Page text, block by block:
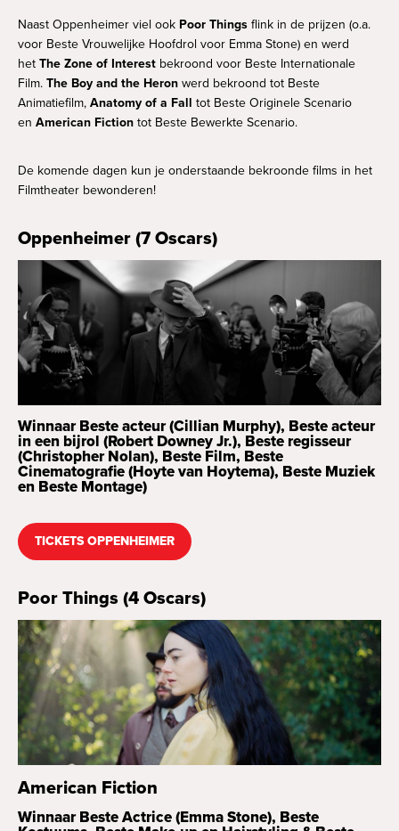
Cinekid presenteert: Klassiekers
Dreams, Dread & Weirdness: David
Lynch
Jacques Tati Retrospectief
De films van Jacques Demy
Royal Opera House & Royal Ballet
Filmcursus
Movies that Matter on tour
Klassiekers
Bekijk alle specials
Vacatures
Hello New Friend
Horeca
Kijkwijzer
Openingstijden
Tarieven & kaartverkoop
Toegankelijkheid
Veelgestelde vragen
Zaalverhuur
Naast Oppenheimer viel ook Poor Thingsflink in de prijzen (o.a.
voor Beste Vrouwelijke Hoofdrol voor Emma Stone) en werd
hetThe Zone of Interest bekroond voor Beste Internationale
Film.The Boy and the Heronwerd bekroond tot Beste
Animatiefilm,Anatomy of a Fall tot Beste Originele Scenario
en American Fictiontot Beste Bewerkte Scenario.
De komende dagen kun je onderstaande bekroonde films in het
Filmtheater bewonderen!
Oppenheimer (7 Oscars)
Winnaar Beste acteur (Cillian Murphy), Beste acteur
in een bijrol (Robert Downey Jr.), Beste regisseur
(Christopher Nolan), Beste Film, Beste
Cinematografie (Hoyte van Hoytema), Beste Muziek
en Beste Montage)
TICKETS OPPENHEIMER
Poor Things (4 Oscars)
American Fiction
Winnaar Beste Actrice (Emma Stone), Beste